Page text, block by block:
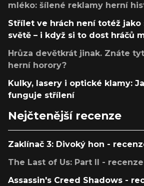
mléko: šílené reklamy herní
Střílet ve hrách není totéž
světě – i když si to dost hráčů
Hrůza devětkrát jinak. Znáte
herní horory?
Kulky, lasery i optické klamy:
funguje střílení
Nejčtenější recenze
Zaklínač 3: Divoký hon -
The Last of Us: Part II - recenze
Assassin's Creed Shadows -